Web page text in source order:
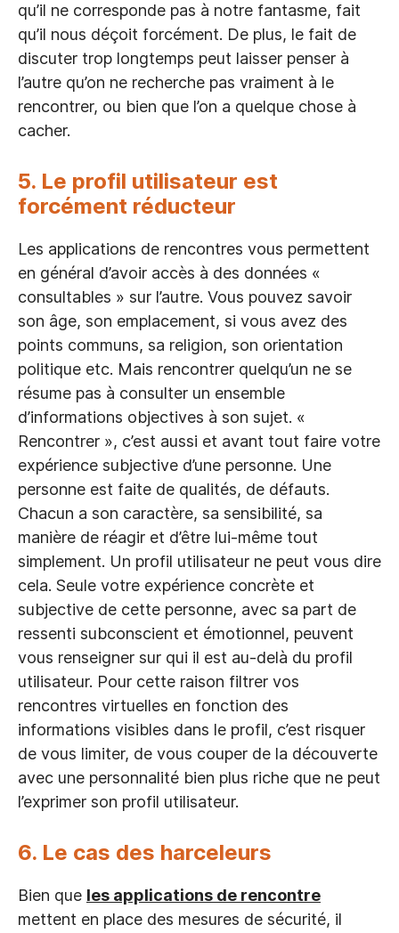
qu’il ne corresponde pas à notre fantasme, fait
qu’il nous déçoit forcément. De plus, le fait de
discuter trop longtemps peut laisser penser à
l’autre qu’on ne recherche pas vraiment à le
rencontrer, ou bien que l’on a quelque chose à
cacher.
5. Le profil utilisateur est
forcément réducteur
Les applications de rencontres vous permettent
en général d’avoir accès à des données «
consultables » sur l’autre. Vous pouvez savoir
son âge, son emplacement, si vous avez des
points communs, sa religion, son orientation
politique etc. Mais rencontrer quelqu’un ne se
résume pas à consulter un ensemble
d’informations objectives à son sujet. «
Rencontrer », c’est aussi et avant tout faire votre
expérience subjective d’une personne. Une
personne est faite de qualités, de défauts.
Chacun a son caractère, sa sensibilité, sa
manière de réagir et d’être lui-même tout
simplement. Un profil utilisateur ne peut vous dire
cela. Seule votre expérience concrète et
subjective de cette personne, avec sa part de
ressenti subconscient et émotionnel, peuvent
vous renseigner sur qui il est au-delà du profil
utilisateur. Pour cette raison filtrer vos
rencontres virtuelles en fonction des
informations visibles dans le profil, c’est risquer
de vous limiter, de vous couper de la découverte
avec une personnalité bien plus riche que ne peut
l’exprimer son profil utilisateur.
6. Le cas des harceleurs
Bien que les applications de rencontre
mettent en place des mesures de sécurité, il